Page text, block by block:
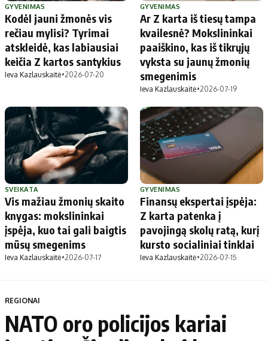
GYVENIMAS
Kodėl jauni žmonės vis
rečiau mylisi? Tyrimai
atskleidė, kas labiausiai
keičia Z kartos santykius
Ieva Kazlauskaitė•2026-07-20
GYVENIMAS
Ar Z karta iš tiesų tampa
kvailesnė? Mokslininkai
paaiškino, kas iš tikrųjų
vyksta su jaunų žmonių
smegenimis
Ieva Kazlauskaitė•2026-07-19
SVEIKATA
Vis mažiau žmonių skaito
knygas: mokslininkai
įspėja, kuo tai gali baigtis
mūsų smegenims
Ieva Kazlauskaitė•2026-07-17
GYVENIMAS
Finansų ekspertai įspėja:
Z karta patenka į
pavojingą skolų ratą, kurį
kursto socialiniai tinklai
Ieva Kazlauskaitė•2026-07-15
REGIONAI
NATO oro policijos kariai